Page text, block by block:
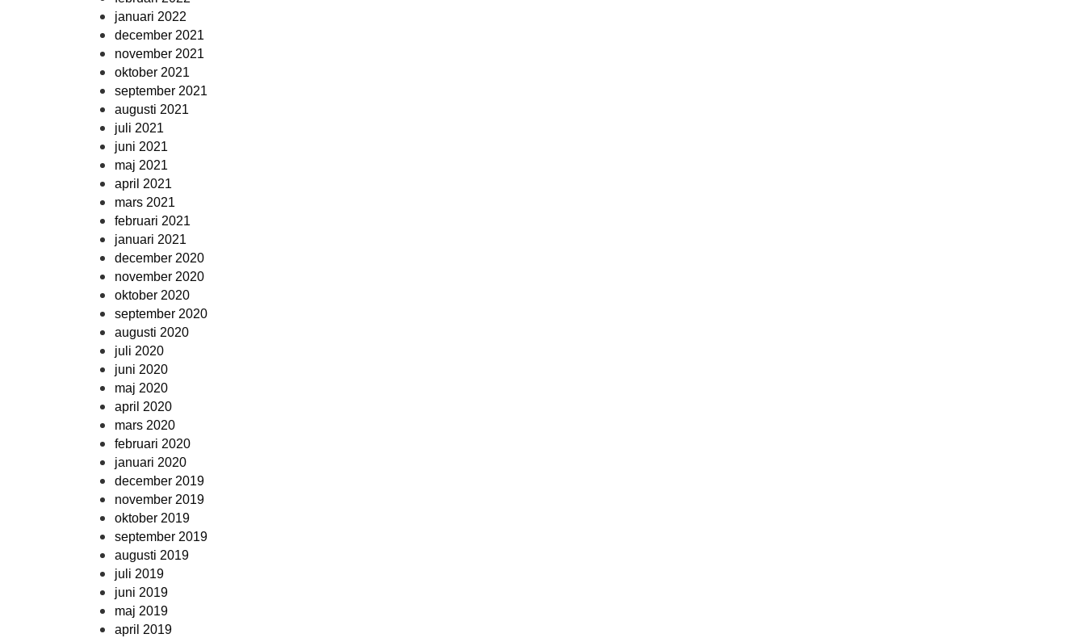
januari 2022
december 2021
november 2021
oktober 2021
september 2021
augusti 2021
juli 2021
juni 2021
maj 2021
april 2021
mars 2021
februari 2021
januari 2021
december 2020
november 2020
oktober 2020
september 2020
augusti 2020
juli 2020
juni 2020
maj 2020
april 2020
mars 2020
februari 2020
januari 2020
december 2019
november 2019
oktober 2019
september 2019
augusti 2019
juli 2019
juni 2019
maj 2019
april 2019